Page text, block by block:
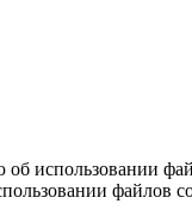
использовании
файлов